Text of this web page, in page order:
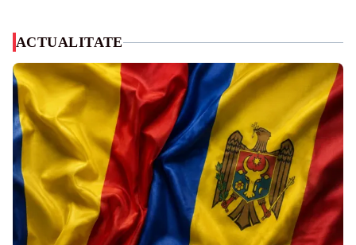
ACTUALITATE